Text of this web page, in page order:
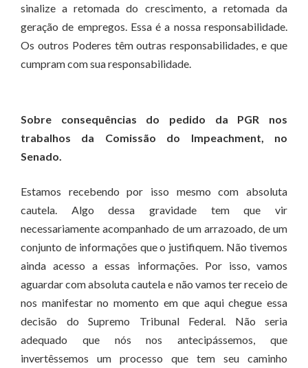
sinalize a retomada do crescimento, a retomada da
geração de empregos. Essa é a nossa responsabilidade.
Os outros Poderes têm outras responsabilidades, e que
cumpram com sua responsabilidade.
Sobre consequências do pedido da PGR nos
trabalhos da Comissão do Impeachment, no
Senado.
Estamos recebendo por isso mesmo com absoluta
cautela. Algo dessa gravidade tem que vir
necessariamente acompanhado de um arrazoado, de um
conjunto de informações que o justifiquem. Não tivemos
ainda acesso a essas informações. Por isso, vamos
aguardar com absoluta cautela e não vamos ter receio de
nos manifestar no momento em que aqui chegue essa
decisão do Supremo Tribunal Federal. Não seria
adequado que nós nos antecipássemos, que
invertêssemos um processo que tem seu caminho